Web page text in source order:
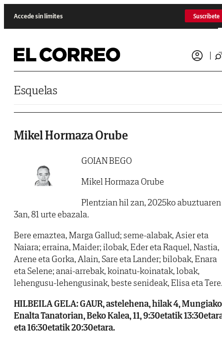
Accede sin límites Suscríbete
Esquelas
Mikel Hormaza Orube
GOIAN BEGO
Mikel Hormaza Orube
Plentzian hil zan, 2025ko abuztuaren
3an, 81 urte ebazala.
Bere emaztea, Marga Gallud; seme-alabak, Asier eta
Naiara; erraina, Maider; ilobak, Eder eta Raquel, Nastia,
Arene eta Gorka, Alain, Sare eta Lander; bilobak, Enara
eta Selene; anai-arrebak, koinatu-koinatak, lobak,
lehengusu-lehengusinak, beste senideak, Elisa eta
HILBEILA GELA: GAUR, astelehena, hilak 4, Mungiako
Enalta Tanatorian, Beko Kalea, 11, 9:30etatik
eta 16:30etatik 20:30etara.